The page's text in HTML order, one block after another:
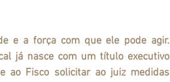
e a força com que ele pode agir.
já nasce com um título executivo
ao Fisco solicitar ao juiz medidas